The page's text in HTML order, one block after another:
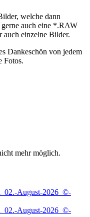
welche dann
gerne auch eine *.RAW
auch einzelne Bilder.
Dankeschön von jedem
Fotos.
mehr möglich.